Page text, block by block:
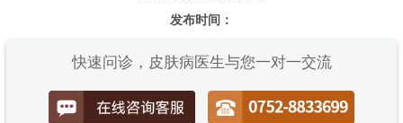
发布时间：
快速问诊，皮肤病医生与您一对一交流